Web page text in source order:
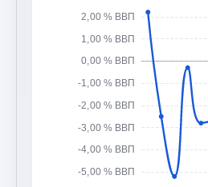
-5,00 % ВВП
-4,00 % ВВП
-3,00 % ВВП
-2,00 % ВВП
-1,00 % ВВП
0,00 % ВВП
1,00 % ВВП
2,00 % ВВП